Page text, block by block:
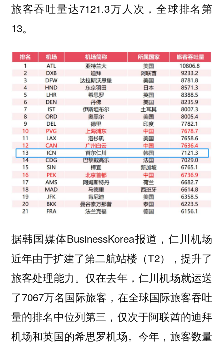
旅客吞吐量达7121.3万人次，全球排名第
13。
据韩国媒体BusinessKorea报道，仁川机场
近年由于扩建了第二航站楼（T2），提升了
旅客处理能力。仅在去年，仁川机场就运送
了7067万名国际旅客，在全球国际旅客吞吐
量的排名中位列第三，仅次于阿联酋的迪拜
机场和英国的希思罗机场。今年，旅客数量